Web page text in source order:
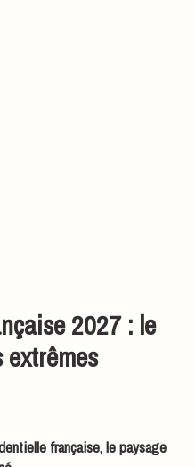
2027 : le
française, le paysage